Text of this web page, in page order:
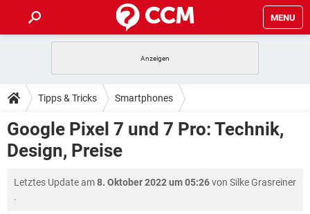
MENU
ANDROID IOS
WINDOWS 10 INSTAGRAM
WHATSAPP
TIPPS & TRICKS
SPIELE STREAMING
ANDROID IOS
WINDOWS 10
WHATSAPP TIKTOK
DOWNLOADS
SPIELE
FORUM
SPIELE STREAMING
Tipps & Tricks Smartphones
Google Pixel 7 und 7 Pro: Technik,
Design, Preise
Letztes Update am8. Oktober 2022 um 05:26von Silke Grasreiner
.